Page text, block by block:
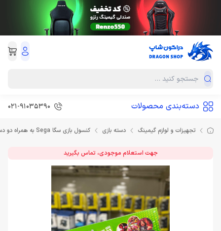
دسته‌بندی محصولات 021-91035390
تجهیزات و لوازم گیمینگ دسته بازی کنسول بازی سگا Sega به همراه دو دسته
جهت استعلام موجودی، تماس بگیرید